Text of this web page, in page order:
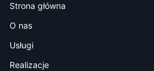
Strona główna
O nas
Usługi
Realizacje